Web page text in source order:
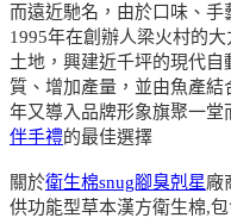
而遠近馳名，由於口味、手
1995年在創辦人梁火村的
土地，興建近千坪的現代
質、增加產量，並由魚產
年又導入品牌形象旗聚一
伴手禮的最佳選擇
關於衛生棉snug腳臭剋星廠
供功能型草本漢方衛生棉,